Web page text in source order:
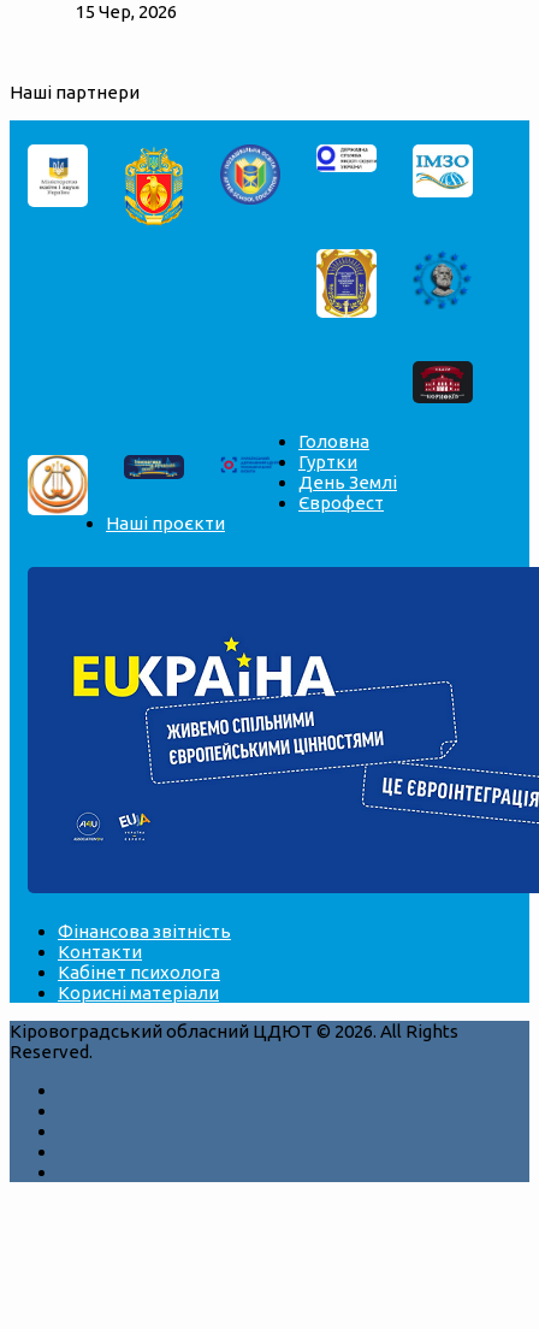
15 Чер, 2026
Наші партнери
Головна
Гуртки
День Землі
Єврофест
Наші проєкти
Фінансова звітність
Контакти
Кабінет психолога
Корисні матеріали
Кіровоградський обласний ЦДЮТ © 2026. All Rights
Reserved.